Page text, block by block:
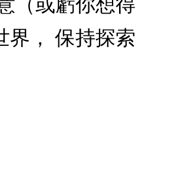
（或虧你想得
界， 保持探索